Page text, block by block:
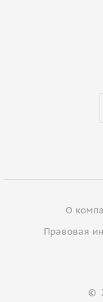
О
Правовая
©